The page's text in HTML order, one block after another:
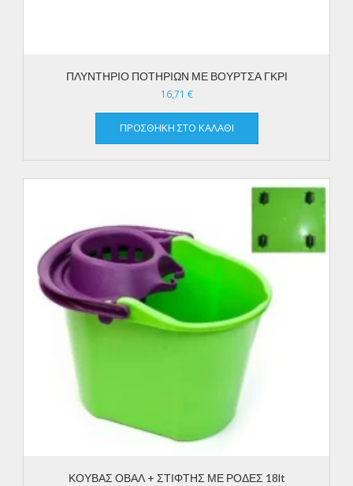
ΠΛΥΝΤΗΡΙΟ ΠΟΤΗΡΙΩΝ ΜΕ ΒΟΥΡΤΣΑ ΓΚΡΙ
16,71 €
ΠΡΟΣΘΉΚΗ ΣΤΟ ΚΑΛΆΘΙ
ΚΟΥΒΑΣ ΟΒΑΛ + ΣΤΙΦΤΗΣ ΜΕ ΡΟΔΕΣ 18lt